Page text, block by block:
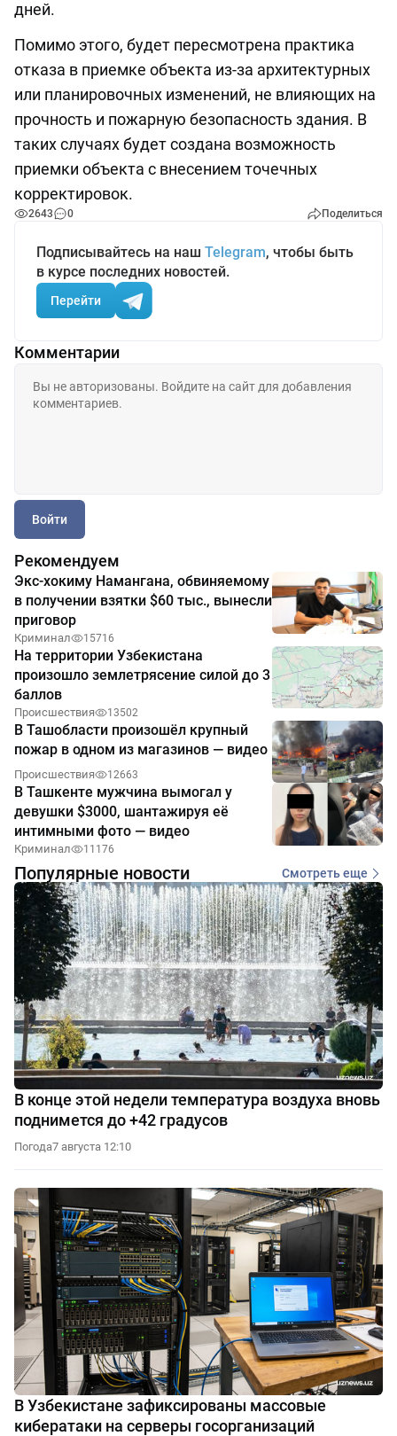
дней.
Помимо этого, будет пересмотрена практика
отказа в приемке объекта из-за архитектурных
или планировочных изменений, не влияющих на
прочность и пожарную безопасность здания. В
таких случаях будет создана возможность
приемки объекта с внесением точечных
корректировок.
2643 0 Поделиться
Подписывайтесь на наш Telegram, чтобы быть
в курсе последних новостей.
Перейти
Комментарии
Войти
Рекомендуем
Экс-хокиму Намангана, обвиняемому
в получении взятки $60 тыс., вынесли
приговор
Криминал 15716
На территории Узбекистана
произошло землетрясение силой до 3
баллов
Происшествия 13502
В Ташобласти произошёл крупный
пожар в одном из магазинов — видео
Происшествия 12663
В Ташкенте мужчина вымогал у
девушки $3000, шантажируя её
интимными фото — видео
Криминал 11176
Популярные новости Смотреть еще
В конце этой недели температура воздуха вновь
поднимется до +42 градусов
Погода7 августа 12:10
В Узбекистане зафиксированы массовые
кибератаки на серверы госорганизаций